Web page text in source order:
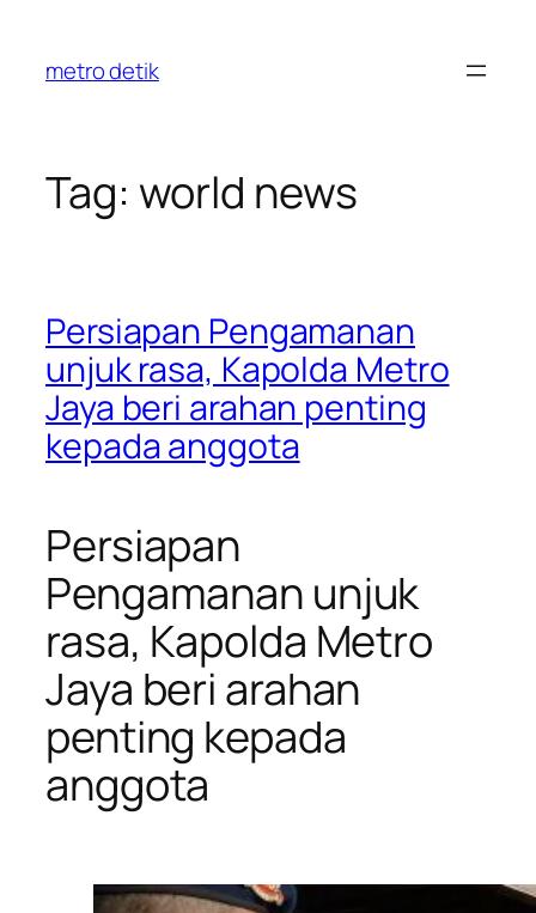
content
metro detik
Tag: world news
Persiapan Pengamanan
unjuk rasa, Kapolda Metro
Jaya beri arahan penting
kepada anggota
Persiapan
Pengamanan unjuk
rasa, Kapolda Metro
Jaya beri arahan
penting kepada
anggota